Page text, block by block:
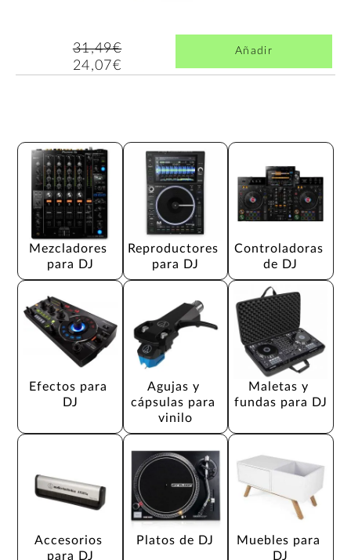
31,49€
24,07€
Añadir
Mezcladores
para DJ
Reproductores
para DJ
Controladoras
de DJ
Efectos para
DJ
Agujas y
cápsulas para
vinilo
Maletas y
fundas para DJ
Accesorios
para DJ
Platos de DJ
Muebles para
DJ